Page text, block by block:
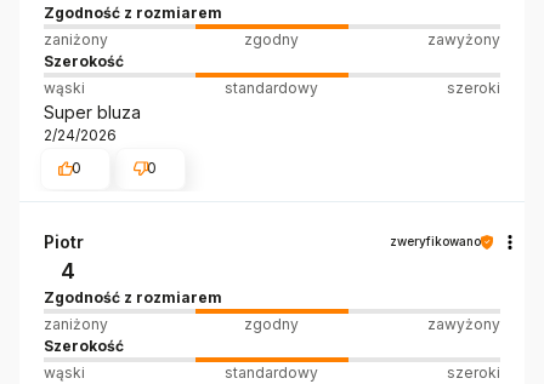
Zgodność z rozmiarem
zaniżony
zgodny
zawyżony
Szerokość
wąski
standardowy szeroki
Super bluza
2/24/2026
0
0
Piotr zweryfikowano
4
Zgodność z rozmiarem
zaniżony
zgodny
zawyżony
Szerokość
wąski
standardowy szeroki